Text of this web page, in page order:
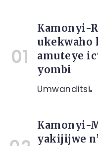
Kamonyi-
ukekwaho
amuteye
yombi
Umwanditsi
Kamonyi-
yakijijwe